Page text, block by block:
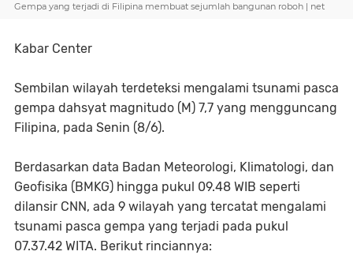
Gempa yang terjadi di Filipina membuat sejumlah bangunan roboh | net
Kabar Center
Sembilan wilayah terdeteksi mengalami tsunami pasca
gempa dahsyat magnitudo (M) 7,7 yang mengguncang
Filipina, pada Senin (8/6).
Berdasarkan data Badan Meteorologi, Klimatologi, dan
Geofisika (BMKG) hingga pukul 09.48 WIB seperti
dilansir CNN, ada 9 wilayah yang tercatat mengalami
tsunami pasca gempa yang terjadi pada pukul
07.37.42 WITA. Berikut rinciannya: